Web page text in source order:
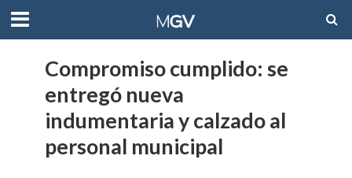
Compromiso cumplido: se
entregó nueva
indumentaria y calzado al
personal municipal